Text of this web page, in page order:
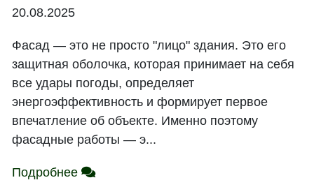
20.08.2025
Фасад — это не просто "лицо" здания. Это его
защитная оболочка, которая принимает на себя
все удары погоды, определяет
энергоэффективность и формирует первое
впечатление об объекте. Именно поэтому
фасадные работы — э...
Подробнее